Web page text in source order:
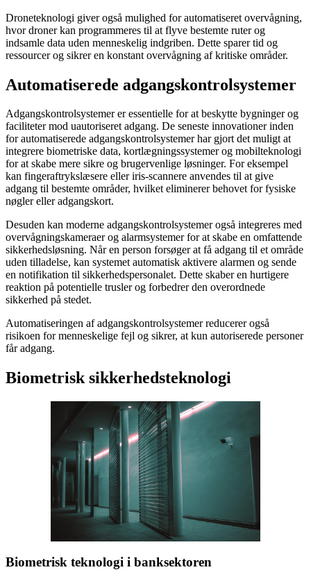
Droneteknologi giver også mulighed for automatiseret overvågning,
hvor droner kan programmeres til at flyve bestemte ruter og
indsamle data uden menneskelig indgriben. Dette sparer tid og
ressourcer og sikrer en konstant overvågning af kritiske områder.
Automatiserede adgangskontrolsystemer
Adgangskontrolsystemer er essentielle for at beskytte bygninger og
faciliteter mod uautoriseret adgang. De seneste innovationer inden
for automatiserede adgangskontrolsystemer har gjort det muligt at
integrere biometriske data, kortlægningssystemer og mobilteknologi
for at skabe mere sikre og brugervenlige løsninger. For eksempel
kan fingeraftrykslæsere eller iris-scannere anvendes til at give
adgang til bestemte områder, hvilket eliminerer behovet for fysiske
nøgler eller adgangskort.
Desuden kan moderne adgangskontrolsystemer også integreres med
overvågningskameraer og alarmsystemer for at skabe en omfattende
sikkerhedsløsning. Når en person forsøger at få adgang til et område
uden tilladelse, kan systemet automatisk aktivere alarmen og sende
en notifikation til sikkerhedspersonalet. Dette skaber en hurtigere
reaktion på potentielle trusler og forbedrer den overordnede
sikkerhed på stedet.
Automatiseringen af adgangskontrolsystemer reducerer også
risikoen for menneskelige fejl og sikrer, at kun autoriserede personer
får adgang.
Biometrisk sikkerhedsteknologi
Biometrisk teknologi i banksektoren